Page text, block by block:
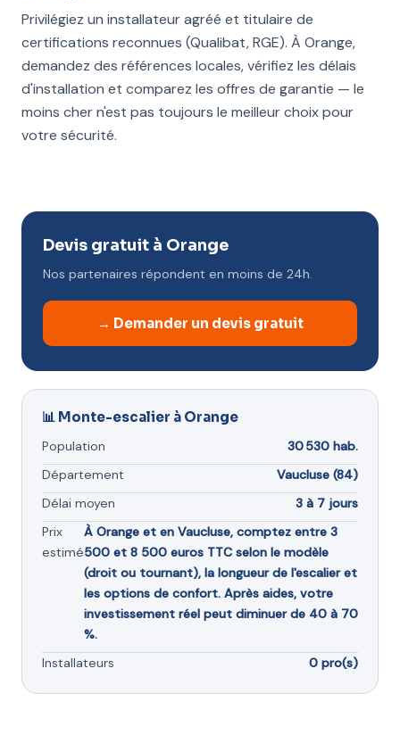
Privilégiez un installateur agréé et titulaire de
certifications reconnues (Qualibat, RGE). À Orange,
demandez des références locales, vérifiez les délais
d'installation et comparez les offres de garantie — le
moins cher n'est pas toujours le meilleur choix pour
votre sécurité.
Devis gratuit à Orange
Nos partenaires répondent en moins de 24h.
→ Demander un devis gratuit
📊 Monte-escalier à Orange
Population
30 530 hab.
Département
Vaucluse (84)
Délai moyen
3 à 7 jours
Prix
estimé
À Orange et en Vaucluse, comptez entre 3
500 et 8 500 euros TTC selon le modèle
(droit ou tournant), la longueur de l'escalier et
les options de confort. Après aides, votre
investissement réel peut diminuer de 40 à 70
%.
Installateurs
0 pro(s)